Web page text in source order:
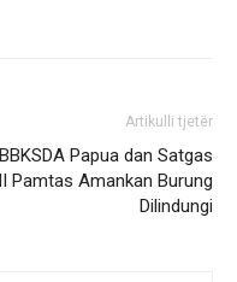
Artikulli tjetër
BBKSDA Papua dan Satgas
Pamtas Amankan Burung
Dilindungi